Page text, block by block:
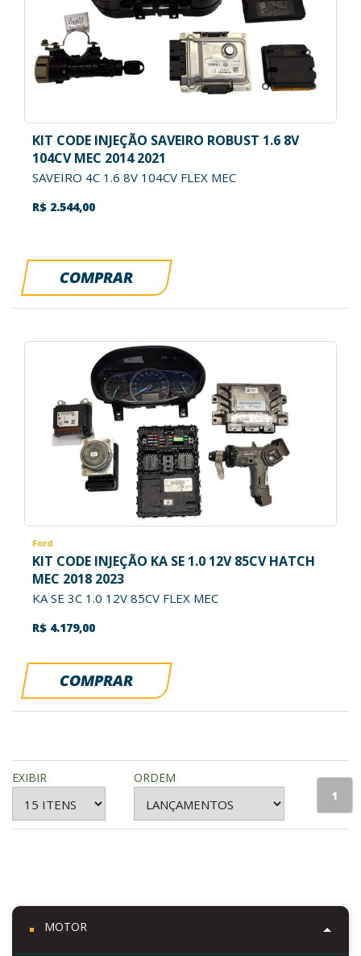
MOTOR
KIT CODE INJEÇÃO SAVEIRO ROBUST 1.6 8V
104CV MEC 2014 2021
SAVEIRO 4C 1.6 8V 104CV FLEX MEC
R$ 2.544,00
COMPRAR
Ford
KIT CODE INJEÇÃO KA SE 1.0 12V 85CV HATCH
MEC 2018 2023
KA SE 3C 1.0 12V 85CV FLEX MEC
R$ 4.179,00
COMPRAR
EXIBIR ORDEM
1